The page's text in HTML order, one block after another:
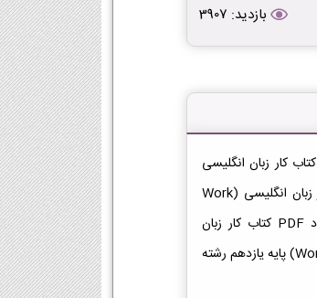
بازدید: 3907
دانلود کتاب کار زبان انگلیسی (Work Book) یازدهم تجربی دانلود فایل PDF کتاب کار زبان انگلیسی
(Work Book) پایه یازدهم رشته تجربی [دانلود PDF] | لینک دانلود کتاب کار زبان انگلیسی (Work
Book) | لینک PDF کار زبان انگلیسی (Work Book) در پایه یازدهم دانلود PDF کتاب کار زبان
انگلیسی (Work Book) | دانلود فصل به فصل کتاب کار زبان انگلیسی (Work Book) پایه یازدهم رشته